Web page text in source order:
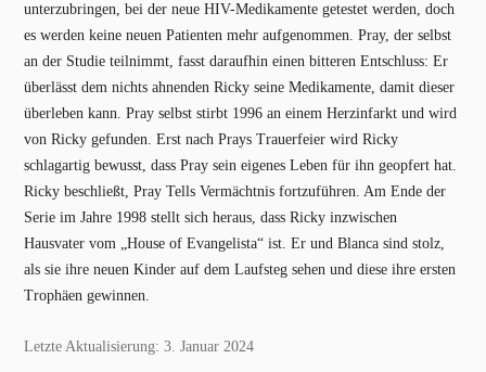
unterzubringen, bei der neue HIV-Medikamente getestet werden, doch
es werden keine neuen Patienten mehr aufgenommen. Pray, der selbst
an der Studie teilnimmt, fasst daraufhin einen bitteren Entschluss: Er
überlässt dem nichts ahnenden Ricky seine Medikamente, damit dieser
überleben kann. Pray selbst stirbt 1996 an einem Herzinfarkt und wird
von Ricky gefunden. Erst nach Prays Trauerfeier wird Ricky
schlagartig bewusst, dass Pray sein eigenes Leben für ihn geopfert hat.
Ricky beschließt, Pray Tells Vermächtnis fortzuführen. Am Ende der
Serie im Jahre 1998 stellt sich heraus, dass Ricky inzwischen
Hausvater vom „House of Evangelista“ ist. Er und Blanca sind stolz,
als sie ihre neuen Kinder auf dem Laufsteg sehen und diese ihre ersten
Trophäen gewinnen.
Letzte Aktualisierung: 3. Januar 2024